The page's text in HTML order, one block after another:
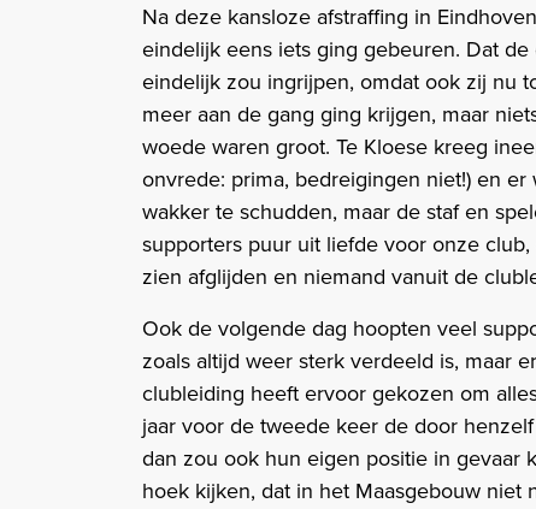
Na deze kansloze afstraffing in
eindelijk eens iets ging gebeuren. Dat
eindelijk zou ingrijpen, omdat ook zij nu
meer aan de gang ging krijgen, maar
woede waren groot. Te Kloese kreeg
onvrede: prima, bedreigingen niet!) en
wakker te schudden, maar de staf en
supporters puur uit liefde voor onze
zien afglijden en niemand vanuit de
Ook de volgende dag hoopten veel
zoals altijd weer sterk verdeeld is, maar
clubleiding heeft ervoor gekozen om
jaar voor de tweede keer de door
dan zou ook hun eigen positie in gevaar
hoek kijken, dat in het Maasgebouw niet